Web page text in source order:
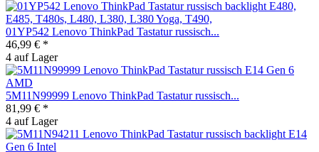
01YP542 Lenovo ThinkPad Tastatur russisch...
46,99 € *
4 auf Lager
5M11N99999 Lenovo ThinkPad Tastatur russisch...
81,99 € *
4 auf Lager